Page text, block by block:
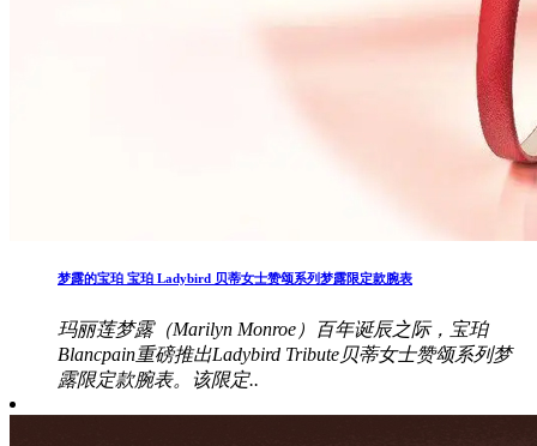
梦露的宝珀 宝珀 Ladybird 贝蒂女士赞颂系列梦露限定款腕表
玛丽莲梦露（Marilyn Monroe）百年诞辰之际，宝珀
Blancpain重磅推出Ladybird Tribute贝蒂女士赞颂系列梦
露限定款腕表。该限定..